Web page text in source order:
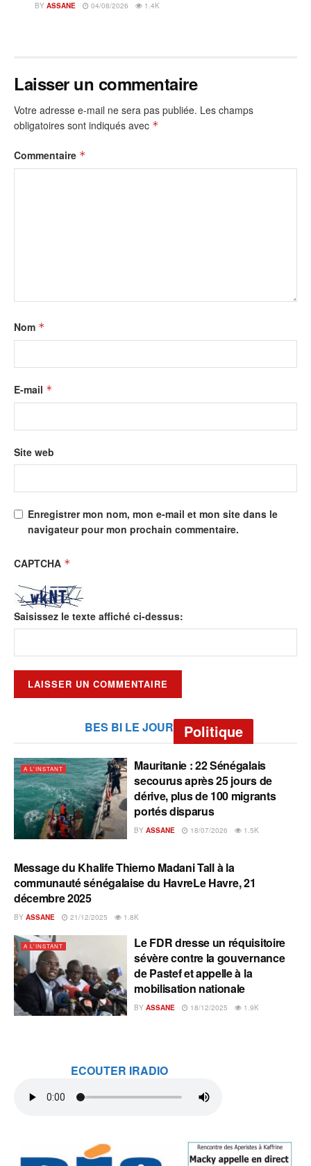
BY ASSANE 04/08/2026 1.4K
Laisser un commentaire
Votre adresse e-mail ne sera pas publiée. Les champs
obligatoires sont indiqués avec *
Commentaire *
Nom *
E-mail *
Site web
Enregistrer mon nom, mon e-mail et mon site dans le
navigateur pour mon prochain commentaire.
CAPTCHA *
Saisissez le texte affiché ci-dessus:
BES BI LE JOUR Politique
A L'INSTANT
Mauritanie : 22 Sénégalais
secourus après 25 jours de
dérive, plus de 100 migrants
portés disparus
BY ASSANE 18/07/2026 1.5K
A L'INSTANT
Message du Khalife Thierno Madani Tall à la
communauté sénégalaise du HavreLe Havre, 21
décembre 2025
BY ASSANE 21/12/2025 1.8K
A L'INSTANT
Le FDR dresse un réquisitoire
sévère contre la gouvernance
de Pastef et appelle à la
mobilisation nationale
BY ASSANE 18/12/2025 1.9K
ECOUTER IRADIO